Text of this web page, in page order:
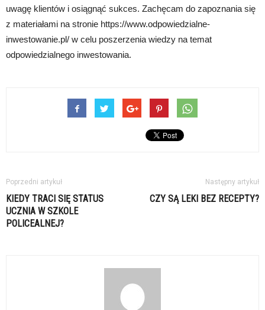
uwagę klientów i osiągnąć sukces. Zachęcam do zapoznania się
z materiałami na stronie https://www.odpowiedzialne-
inwestowanie.pl/ w celu poszerzenia wiedzy na temat
odpowiedzialnego inwestowania.
Poprzedni artykuł
KIEDY TRACI SIĘ STATUS
UCZNIA W SZKOLE
POLICEALNEJ?
Następny artykuł
CZY SĄ LEKI BEZ RECEPTY?